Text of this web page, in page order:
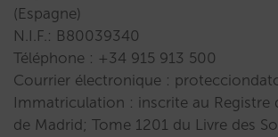
(Espagne)
N.I.F.: B80039340
Téléphone : +34 915 913 500
Courrier électronique :
Immatriculation : inscrite au Registre
de Madrid; Tome 1201 du Livre des